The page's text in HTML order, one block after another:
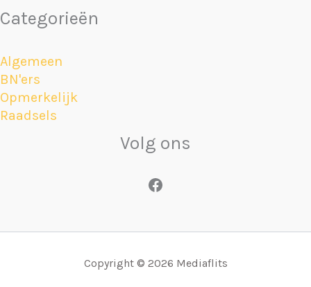
Categorieën
Algemeen
BN'ers
Opmerkelijk
Raadsels
Volg ons
Facebook
Copyright © 2026 Mediaflits